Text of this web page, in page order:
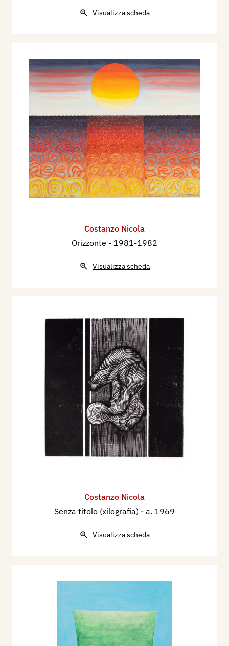
Visualizza scheda
Costanzo Nicola
Orizzonte - 1981-1982
Visualizza scheda
Costanzo Nicola
Senza titolo (xilografia) - a. 1969
Visualizza scheda